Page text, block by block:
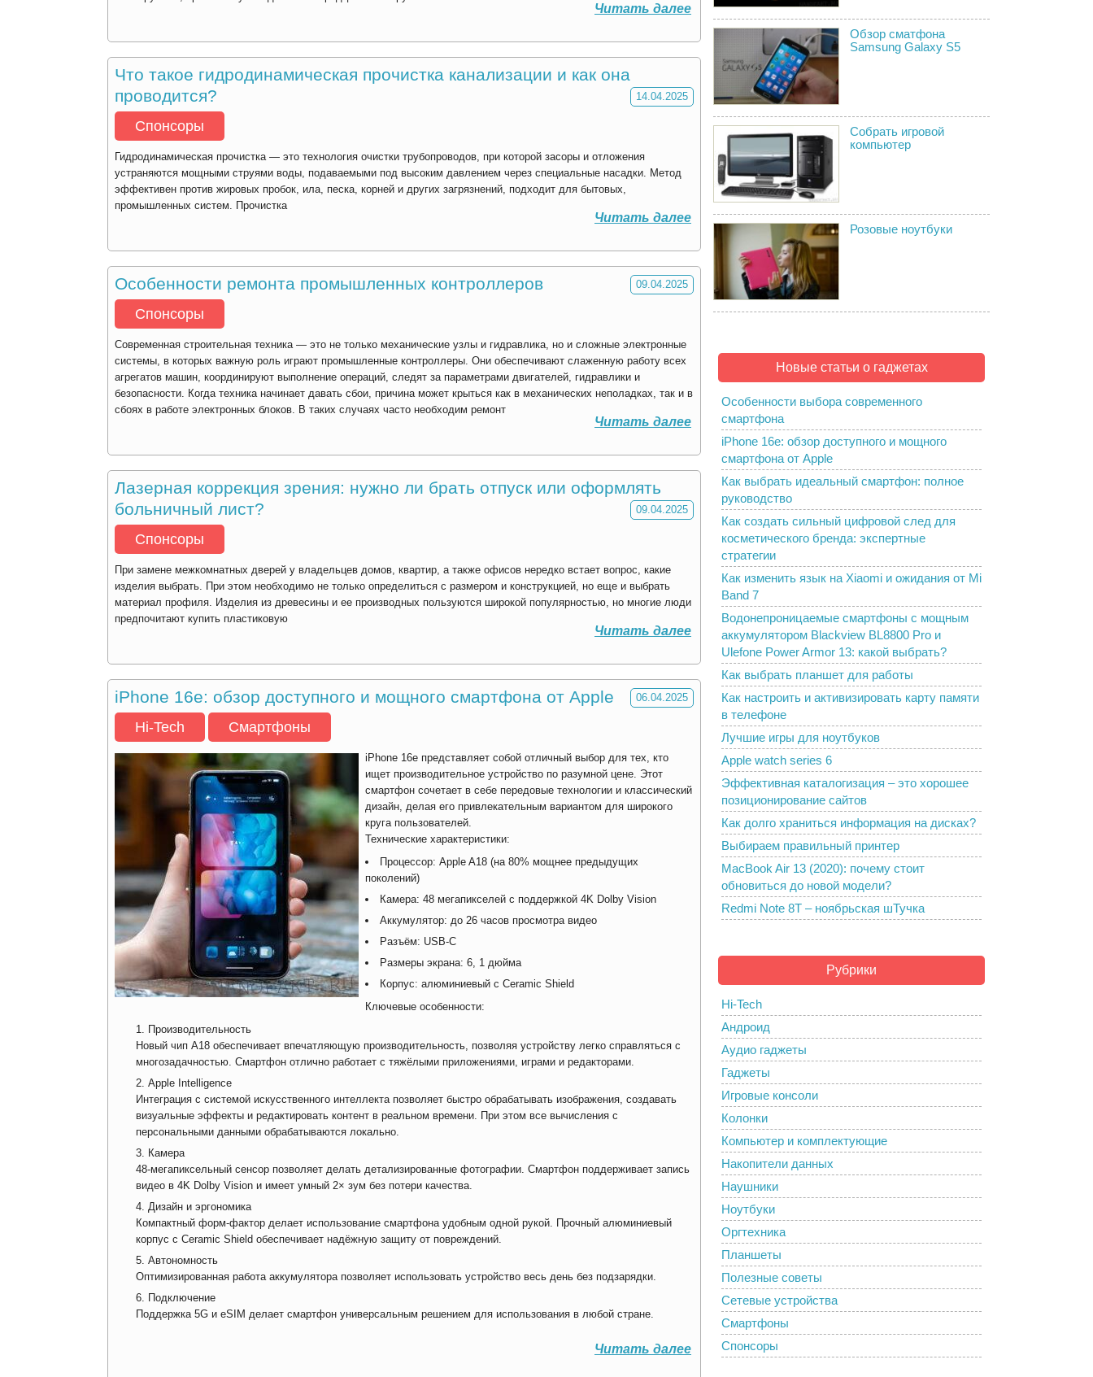
Читать далее
Что такое гидродинамическая прочистка канализации и как она
проводится?
14.04.2025
Спонсоры
Гидродинамическая прочистка — это технология очистки трубопроводов, при которой засоры и отложения
устраняются мощными струями воды, подаваемыми под высоким давлением через специальные насадки. Метод
эффективен против жировых пробок, ила, песка, корней и других загрязнений, подходит для бытовых,
промышленных систем. Прочистка
Читать далее
Особенности ремонта промышленных контроллеров 09.04.2025
Спонсоры
Современная строительная техника — это не только механические узлы и гидравлика, но и сложные электронные
системы, в которых важную роль играют промышленные контроллеры. Они обеспечивают слаженную работу всех
агрегатов машин, координируют выполнение операций, следят за параметрами двигателей, гидравлики и
безопасности. Когда техника начинает давать сбои, причина может крыться как в механических неполадках, так и в
сбоях в работе электронных блоков. В таких случаях часто необходим ремонт
Читать далее
Лазерная коррекция зрения: нужно ли брать отпуск или оформлять
больничный лист?
09.04.2025
Спонсоры
При замене межкомнатных дверей у владельцев домов, квартир, а также офисов нередко встает вопрос, какие
изделия выбрать. При этом необходимо не только определиться с размером и конструкцией, но еще и выбрать
материал профиля. Изделия из древесины и ее производных пользуются широкой популярностью, но многие люди
предпочитают купить пластиковую
Читать далее
iPhone 16e: обзор доступного и мощного смартфона от Apple 06.04.2025
Hi-Tech Смартфоны
iPhone 16e представляет собой отличный выбор для тех, кто
ищет производительное устройство по разумной цене. Этот
смартфон сочетает в себе передовые технологии и классический
дизайн, делая его привлекательным вариантом для широкого
круга пользователей.
Технические характеристики:
Процессор: Apple A18 (на 80% мощнее предыдущих
поколений)
Камера: 48 мегапикселей с поддержкой 4K Dolby Vision
Аккумулятор: до 26 часов просмотра видео
Разъём: USB-C
Размеры экрана: 6, 1 дюйма
Корпус: алюминиевый с Ceramic Shield
Ключевые особенности:
Производительность
Новый чип A18 обеспечивает впечатляющую производительность, позволяя устройству легко справляться с
многозадачностью. Смартфон отлично работает с тяжёлыми приложениями, играми и редакторами.
Apple Intelligence
Интеграция с системой искусственного интеллекта позволяет быстро обрабатывать изображения, создавать
визуальные эффекты и редактировать контент в реальном времени. При этом все вычисления с
персональными данными обрабатываются локально.
Камера
48-мегапиксельный сенсор позволяет делать детализированные фотографии. Смартфон поддерживает запись
видео в 4K Dolby Vision и имеет умный 2× зум без потери качества.
Дизайн и эргономика
Компактный форм-фактор делает использование смартфона удобным одной рукой. Прочный алюминиевый
корпус с Ceramic Shield обеспечивает надёжную защиту от повреждений.
Автономность
Оптимизированная работа аккумулятора позволяет использовать устройство весь день без подзарядки.
Подключение
Поддержка 5G и eSIM делает смартфон универсальным решением для использования в любой стране.
Читать далее
Обзор сматфона
Samsung Galaxy S5
Собрать игровой
компьютер
Розовые ноутбуки
Новые статьи о гаджетах
Особенности выбора современного
смартфона
iPhone 16e: обзор доступного и мощного
смартфона от Apple
Как выбрать идеальный смартфон: полное
руководство
Как создать сильный цифровой след для
косметического бренда: экспертные
стратегии
Как изменить язык на Xiaomi и ожидания от Mi
Band 7
Водонепроницаемые смартфоны с мощным
аккумулятором Blackview BL8800 Pro и
Ulefone Power Armor 13: какой выбрать?
Как выбрать планшет для работы
Как настроить и активизировать карту памяти
в телефоне
Лучшие игры для ноутбуков
Apple watch series 6
Эффективная каталогизация – это хорошее
позиционирование сайтов
Как долго храниться информация на дисках?
Выбираем правильный принтер
MacBook Air 13 (2020): почему стоит
обновиться до новой модели?
Redmi Note 8T – ноябрьская шТучка
Рубрики
Hi-Tech
Андроид
Аудио гаджеты
Гаджеты
Игровые консоли
Колонки
Компьютер и комплектующие
Накопители данных
Наушники
Ноутбуки
Оргтехника
Планшеты
Полезные советы
Сетевые устройства
Смартфоны
Спонсоры